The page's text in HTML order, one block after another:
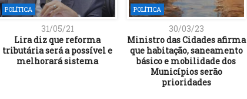
POLÍTICA
31/05/21
Lira diz que reforma
tributária será a possível e
melhorará sistema
POLÍTICA
30/03/23
Ministro das Cidades afirma
que habitação, saneamento
básico e mobilidade dos
Municípios serão
prioridades